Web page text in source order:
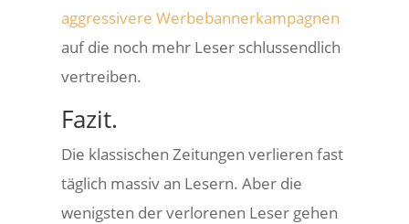
aggressivere Werbebannerkampagnen
auf die noch mehr Leser schlussendlich
vertreiben.
Fazit.
Die klassischen Zeitungen verlieren fast
täglich massiv an Lesern. Aber die
wenigsten der verlorenen Leser gehen